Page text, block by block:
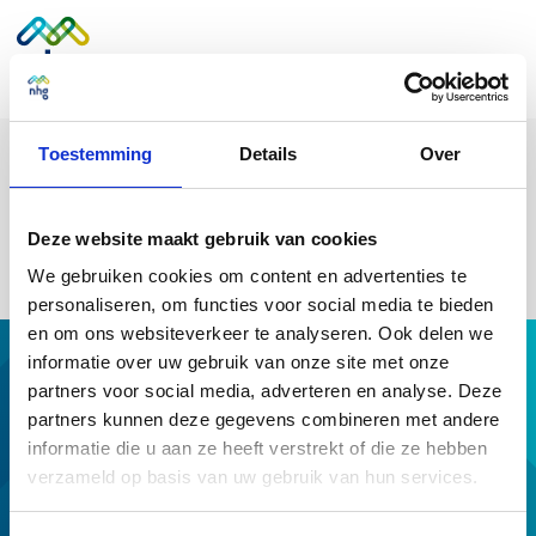
Toestemming Details Over
Deze website maakt gebruik van cookies
We gebruiken cookies om content en advertenties te
personaliseren, om functies voor social media te bieden
en om ons websiteverkeer te analyseren. Ook delen we
informatie over uw gebruik van onze site met onze
partners voor social media, adverteren en analyse. Deze
partners kunnen deze gegevens combineren met andere
informatie die u aan ze heeft verstrekt of die ze hebben
verzameld op basis van uw gebruik van hun services.
Hypotheek met NHG
Hulp van NHG
NHG op maat
Professionals
Download & tools